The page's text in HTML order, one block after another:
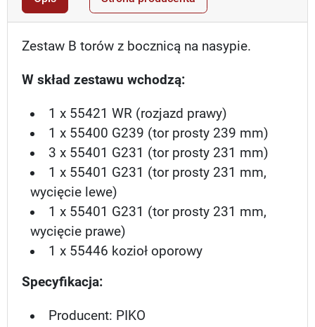
Zestaw B torów z bocznicą na nasypie.
W skład zestawu wchodzą:
1 x 55421 WR (rozjazd prawy)
1 x 55400 G239 (tor prosty 239 mm)
3 x 55401 G231 (tor prosty 231 mm)
1 x 55401 G231 (tor prosty 231 mm,
wycięcie lewe)
1 x 55401 G231 (tor prosty 231 mm,
wycięcie prawe)
1 x 55446 kozioł oporowy
Specyfikacja:
Producent: PIKO